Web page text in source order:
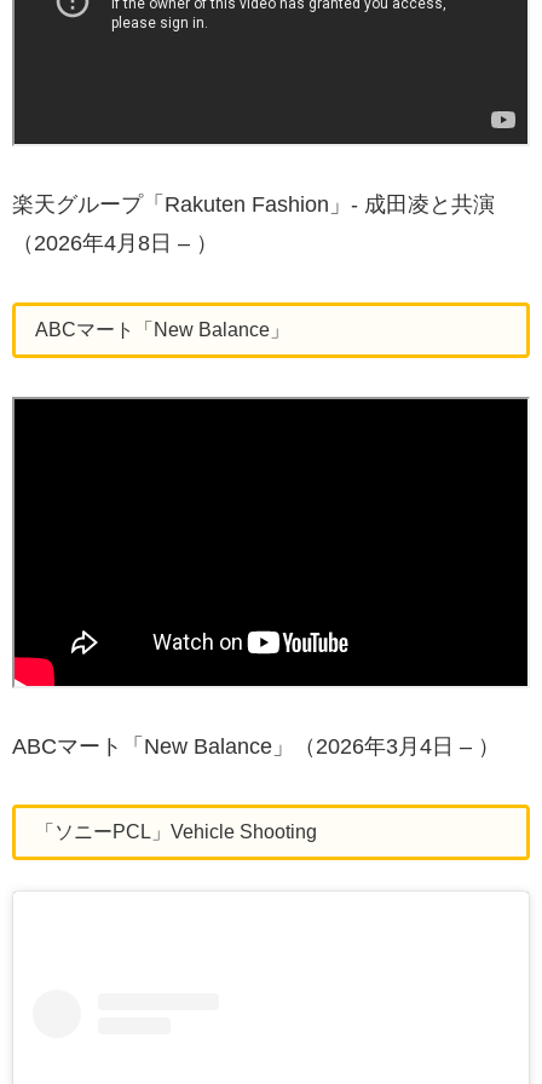
楽天グループ「Rakuten Fashion」‐ 成田凌と共演
（2026年4月8日 – ）
ABCマート「New Balance」
ABCマート「New Balance」（2026年3月4日 – ）
「ソニーPCL」Vehicle Shooting